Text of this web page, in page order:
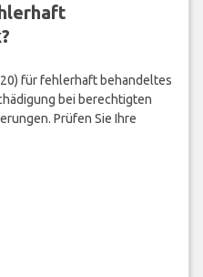
für fehlerhaft behandeltes
bei berechtigten
Prüfen Sie Ihre